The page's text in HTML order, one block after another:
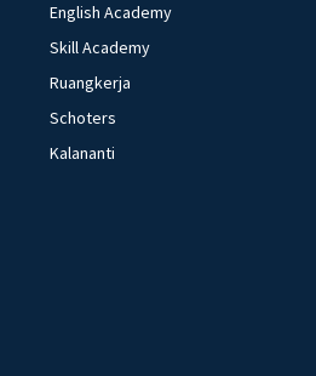
English Academy
Skill Academy
Ruangkerja
Schoters
Kalananti